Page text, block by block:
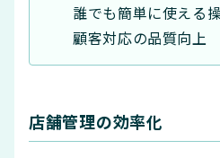
誰でも簡単に使える
顧客対応の品質向上
店舗管理の効率化